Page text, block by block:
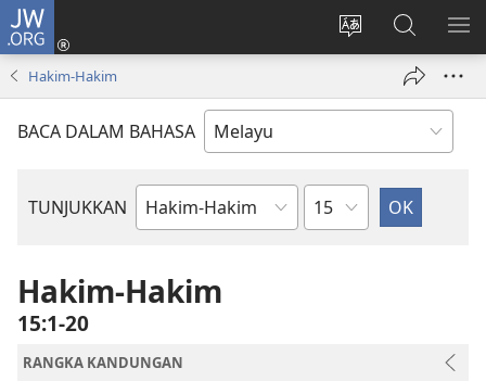
JW.ORG
Tukar
bahasa
web
Log
Masuk
baharu)
Cari
JW.ORG
Hakim-Hakim
BACA DALAM BAHASA
TUNJUKKAN
Buku
Bab
Hakim-Hakim
15:1-20
RANGKA KANDUNGAN